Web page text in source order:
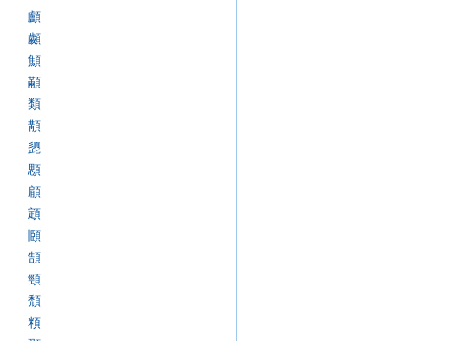
顱
顪
顦
顢
類
顜
頾
顋
顅
顁
頥
頶
頸
頹
頪